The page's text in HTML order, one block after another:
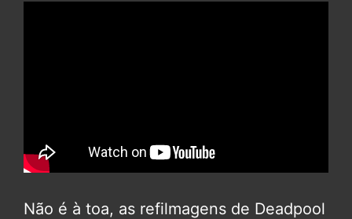
Não é à toa, as refilmagens de Deadpool